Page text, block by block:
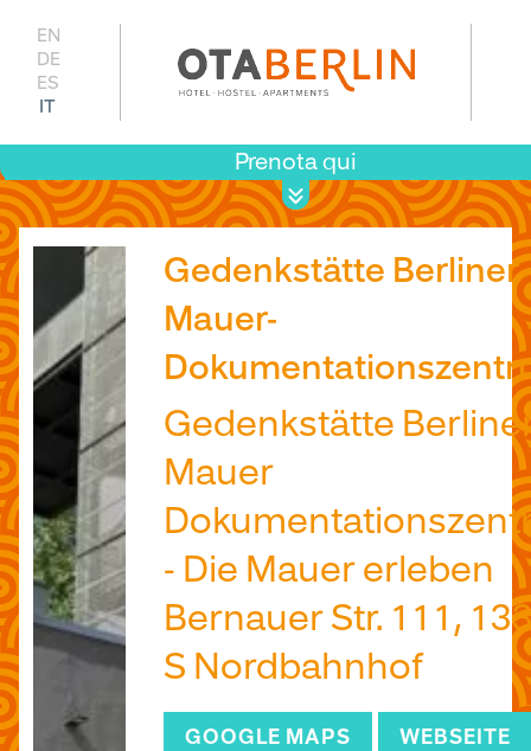
EN
DE
ES
IT
Prenota qui
Gedenkstätte Berliner
Mauer-
Gedenkstätte
Mauer
- Die Mauer erleben
Bernauer Str. 111,
S Nordbahnhof
GOOGLE MAPS WEBSEITE